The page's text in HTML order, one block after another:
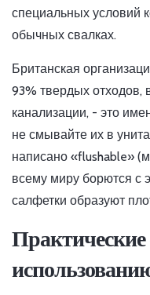
специальных условий
обычных свалках.
Британская
93% твердых
канализации, - это
не смывайте их в
написано «flushable»
всему миру борются с
салфетки образуют